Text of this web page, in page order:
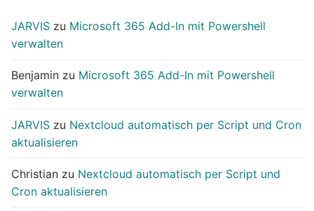
JARVIS zu Microsoft 365 Add-In mit Powershell
verwalten
Benjamin zu Microsoft 365 Add-In mit Powershell
verwalten
JARVIS zu Nextcloud automatisch per Script und Cron
aktualisieren
Christian zu Nextcloud automatisch per Script und
Cron aktualisieren